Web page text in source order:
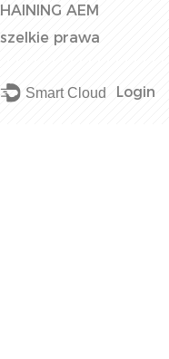
HAINING AEM
prawa
Login
Smart Cloud